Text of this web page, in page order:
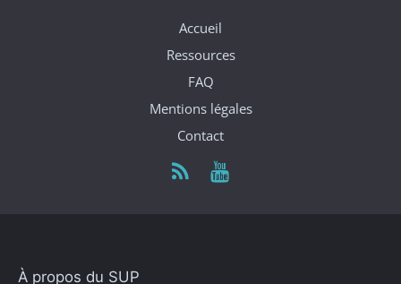
Accueil
Ressources
FAQ
Mentions légales
Contact
À propos du SUP